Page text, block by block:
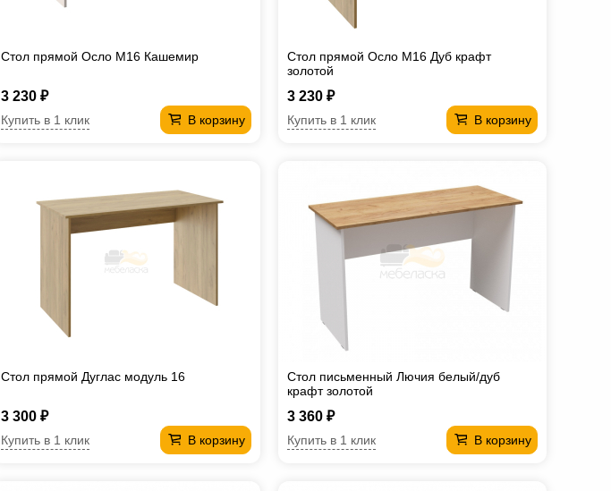
Стол прямой Осло М16 Кашемир
3 230 ₽
В корзину
Купить в 1 клик
Стол прямой Осло М16 Дуб крафт
золотой
3 230 ₽
В корзину
Купить в 1 клик
Стол прямой Дуглас модуль 16
3 300 ₽
В корзину
Купить в 1 клик
Стол письменный Лючия белый/дуб
крафт золотой
3 360 ₽
В корзину
Купить в 1 клик